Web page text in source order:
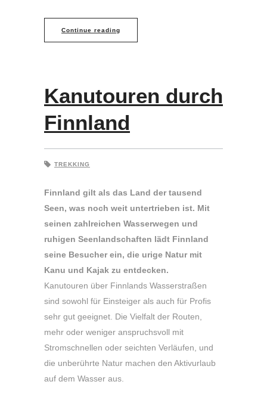
Continue reading
Kanutouren durch
Finnland
TREKKING
Finnland gilt als das Land der tausend
Seen, was noch weit untertrieben ist. Mit
seinen zahlreichen Wasserwegen und
ruhigen Seenlandschaften lädt Finnland
seine Besucher ein, die urige Natur mit
Kanu und Kajak zu entdecken.
Kanutouren über Finnlands Wasserstraßen
sind sowohl für Einsteiger als auch für Profis
sehr gut geeignet. Die Vielfalt der Routen,
mehr oder weniger anspruchsvoll mit
Stromschnellen oder seichten Verläufen, und
die unberührte Natur machen den Aktivurlaub
auf dem Wasser aus.